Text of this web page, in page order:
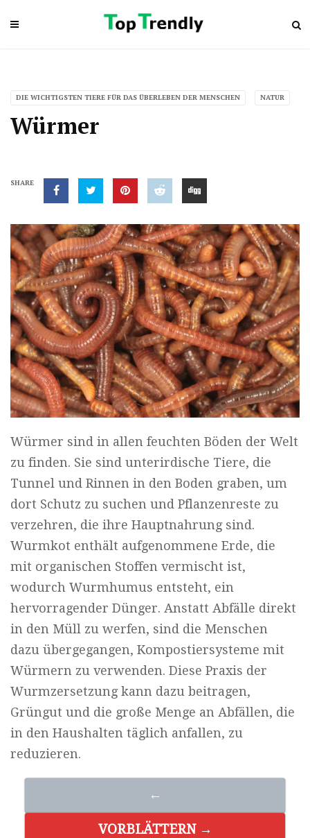
DIE WICHTIGSTEN TIERE FÜR DAS ÜBERLEBEN DER MENSCHEN NATUR
Würmer
SHARE
Würmer sind in allen feuchten Böden der Welt
zu finden. Sie sind unterirdische Tiere, die
Tunnel und Rinnen in den Boden graben, um
dort Schutz zu suchen und Pflanzenreste zu
verzehren, die ihre Hauptnahrung sind.
Wurmkot enthält aufgenommene Erde, die
mit organischen Stoffen vermischt ist,
wodurch Wurmhumus entsteht, ein
hervorragender Dünger. Anstatt Abfälle direkt
in den Müll zu werfen, sind die Menschen
dazu übergegangen, Kompostiersysteme mit
Würmern zu verwenden. Diese Praxis der
Wurmzersetzung kann dazu beitragen,
Grüngut und die große Menge an Abfällen, die
in den Haushalten täglich anfallen, zu
reduzieren.
←
VORBLÄTTERN →